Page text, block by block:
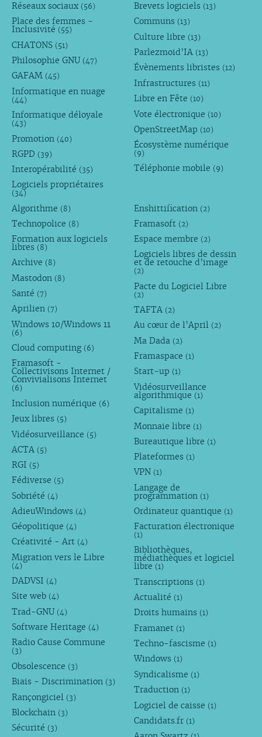
Réseaux sociaux (56)
Place des femmes -
Inclusivité (55)
CHATONS (51)
Philosophie GNU (47)
GAFAM (45)
Informatique en nuage
(44)
Informatique déloyale
(43)
Promotion (40)
RGPD (39)
Interopérabilité (35)
Logiciels propriétaires
(34)
Brevets logiciels (13)
Communs (13)
Culture libre (13)
Parlezmoid’IA (13)
Évènements libristes (12)
Infrastructures (11)
Libre en Fête (10)
Vote électronique (10)
OpenStreetMap (10)
Écosystème numérique
(9)
Téléphonie mobile (9)
Algorithme (8)
Technopolice (8)
Formation aux logiciels
libres (8)
Archive (8)
Mastodon (8)
Santé (7)
Aprilien (7)
Windows 10/Windows 11
(6)
Cloud computing (6)
Framasoft -
Collectivisons Internet /
Convivialisons Internet
(6)
Inclusion numérique (6)
Jeux libres (5)
Vidéosurveillance (5)
ACTA (5)
RGI (5)
Fédiverse (5)
Sobriété (4)
AdieuWindows (4)
Géopolitique (4)
Créativité - Art (4)
Migration vers le Libre
(4)
DADVSI (4)
Site web (4)
Trad-GNU (4)
Software Heritage (4)
Radio Cause Commune
(3)
Obsolescence (3)
Biais - Discrimination (3)
Rançongiciel (3)
Blockchain (3)
Sécurité (3)
Enshittification (2)
Framasoft (2)
Espace membre (2)
Logiciels libres de dessin
et de retouche d’image
(2)
Pacte du Logiciel Libre
(2)
TAFTA (2)
Au cœur de l’April (2)
Ma Dada (2)
Framaspace (1)
Start-up (1)
Vidéosurveillance
algorithmique (1)
Capitalisme (1)
Monnaie libre (1)
Bureautique libre (1)
Plateformes (1)
VPN (1)
Langage de
programmation (1)
Ordinateur quantique (1)
Facturation électronique
(1)
Bibliothèques,
médiathèques et logiciel
libre (1)
Transcriptions (1)
Actualité (1)
Droits humains (1)
Framanet (1)
Techno-fascisme (1)
Windows (1)
Syndicalisme (1)
Traduction (1)
Logiciel de caisse (1)
Candidats.fr (1)